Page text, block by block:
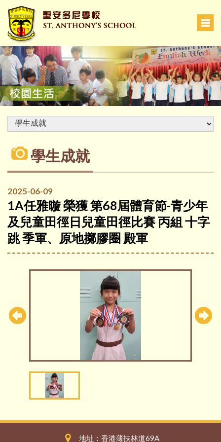
學生成就
2025-06-09
1A任雅暶 榮獲 第68屆體育節-青少年
及兒童田徑日兒童田徑比賽 丙組 十字
跳 季軍、原地擲膠圈 殿軍
地址：香港薄扶林道69A